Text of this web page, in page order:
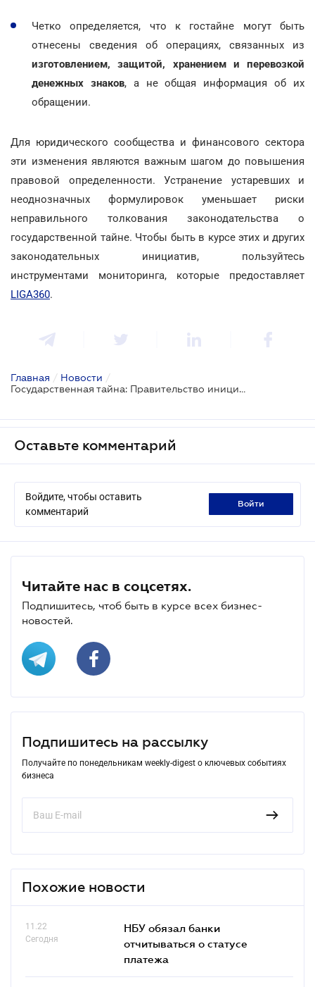
Четко определяется, что к гостайне могут быть
отнесены сведения об операциях, связанных из
изготовлением, защитой, хранением и перевозкой
денежных знаков, а не общая информация об их
обращении.
Для юридического сообщества и финансового сектора
эти изменения являются важным шагом до повышения
правовой определенности. Устранение устаревших и
неоднозначных формулировок уменьшает риски
неправильного толкования законодательства о
государственной тайне. Чтобы быть в курсе этих и других
законодательных инициатив, пользуйтесь
инструментами мониторинга, которые предоставляет
LIGA360.
Главная / Новости /
Государственная тайна: Правительство инициировало законопроект для согласования терминологии в сфере финансов
Оставьте комментарий
Войдите, чтобы оставить
комментарий
войти
Читайте нас в соцсетях.
Подпишитесь, чтоб быть в курсе всех бизнес-
новостей.
Подпишитесь на рассылку
Получайте по понедельникам weekly-digest о ключевых событиях
бизнеса
Похожие новости
11.22
Сегодня
НБУ обязал банки
отчитываться о статусе
платежа